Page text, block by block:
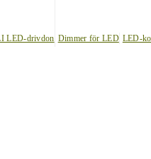
LED-drivdon Dimmer för LED LED-